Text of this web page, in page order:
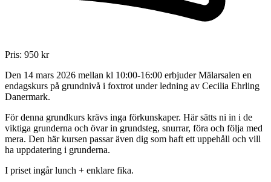
Pris: 950 kr
Den 14 mars 2026 mellan kl 10:00-16:00 erbjuder Mälarsalen en
endagskurs på grundnivå i foxtrot under ledning av Cecilia Ehrling
Danermark.
För denna grundkurs krävs inga förkunskaper. Här sätts ni in i de
viktiga grunderna och övar in grundsteg, snurrar, föra och följa med
mera. Den här kursen passar även dig som haft ett uppehåll och vill
ha uppdatering i grunderna.
I priset ingår lunch + enklare fika.